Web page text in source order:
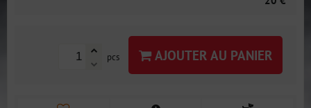
pcs AJOUTER AU PANIER